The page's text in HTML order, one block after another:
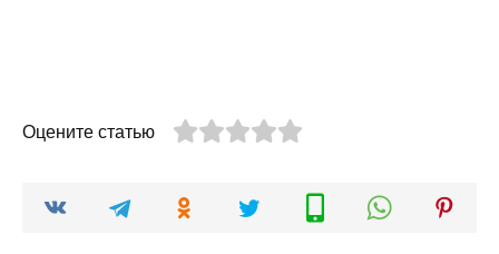
Оцените статью